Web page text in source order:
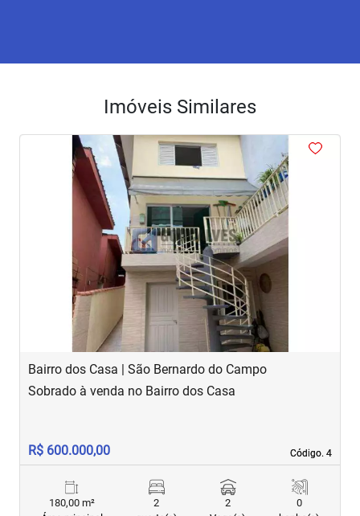
Imóveis Similares
Previous
Bairro dos Casa | São Bernardo do Campo
Código. 4
Código. 4
Sobrado à venda no Bairro dos Casa
R$ 600.000,00
180,00 m²
2
2
0